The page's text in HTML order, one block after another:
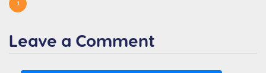
1
Leave a Comment